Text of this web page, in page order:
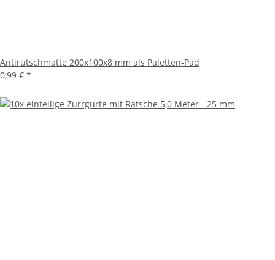
Antirutschmatte 200x100x8 mm als Paletten-Pad
0,99 € *